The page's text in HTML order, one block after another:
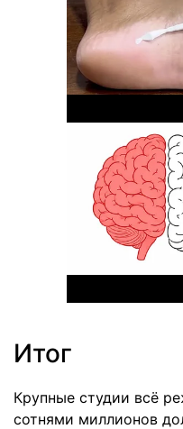
Итог
Крупные студии всё
сотнями миллионов